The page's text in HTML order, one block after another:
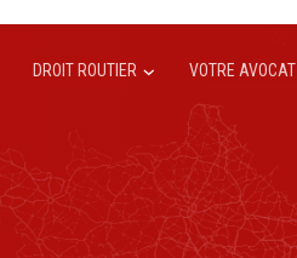
DROIT ROUTIER VOTRE AVOCAT